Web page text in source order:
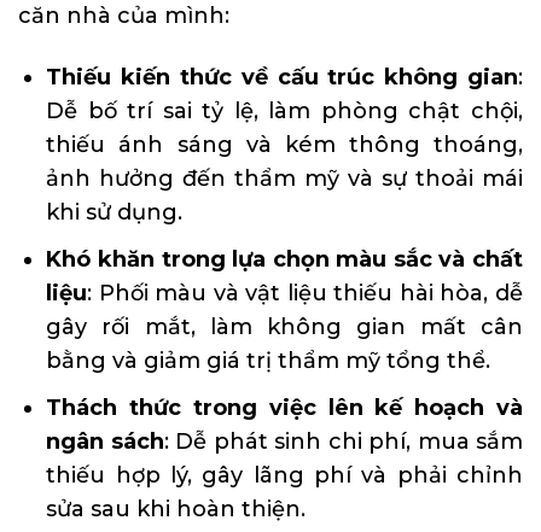
căn nhà của mình:
Thiếu kiến thức về cấu trúc không gian:
Dễ bố trí sai tỷ lệ, làm phòng chật chội,
thiếu ánh sáng và kém thông thoáng,
ảnh hưởng đến thẩm mỹ và sự thoải mái
khi sử dụng.
Khó khăn trong lựa chọn màu sắc và chất
liệu: Phối màu và vật liệu thiếu hài hòa, dễ
gây rối mắt, làm không gian mất cân
bằng và giảm giá trị thẩm mỹ tổng thể.
Thách thức trong việc lên kế hoạch và
ngân sách: Dễ phát sinh chi phí, mua sắm
thiếu hợp lý, gây lãng phí và phải chỉnh
sửa sau khi hoàn thiện.